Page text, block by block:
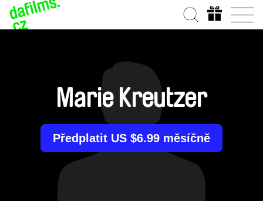
Marie Kreutzer
Předplatit US $6.99 měsíčně